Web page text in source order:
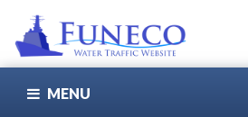
MENU